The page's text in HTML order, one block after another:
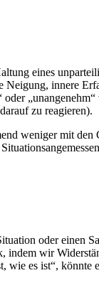
eines
Neigung, innere
zu reagieren).
weniger mit den
oder einen
wir
wie es ist“, könnte